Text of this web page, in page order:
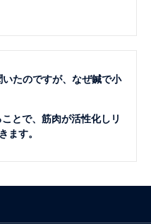
たのですが、なぜ鍼で小
とで、筋肉が活性化しリ
ます。